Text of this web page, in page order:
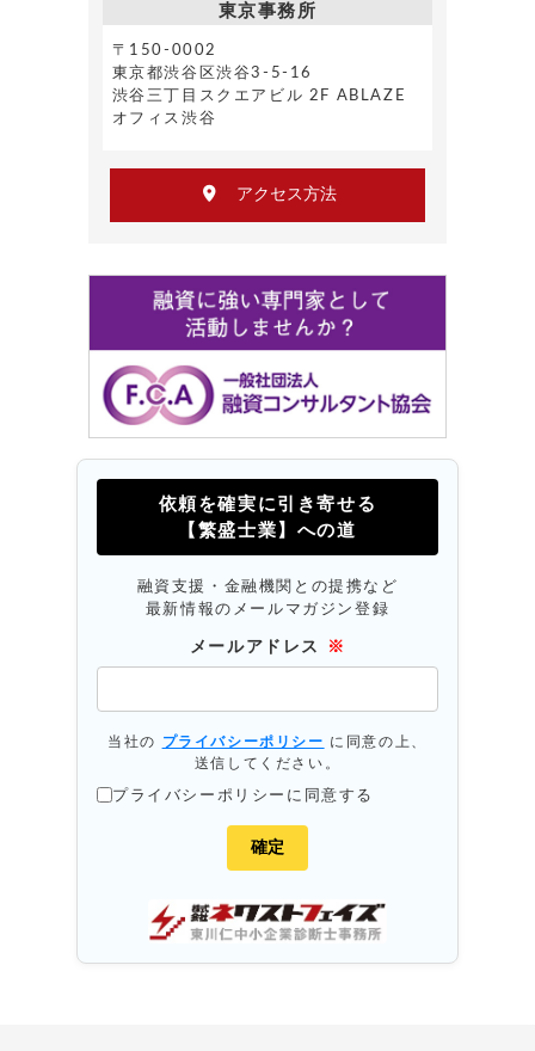
東京事務所
〒150-0002
東京都渋谷区渋谷3-5-16
渋谷三丁目スクエアビル 2F ABLAZE
オフィス渋谷
アクセス方法
依頼を確実に引き寄せる
【繁盛士業】への道
融資支援・金融機関との提携など
最新情報のメールマガジン登録
メールアドレス ※
当社の プライバシーポリシー に同意の上、
送信してください。
プライバシーポリシーに同意する